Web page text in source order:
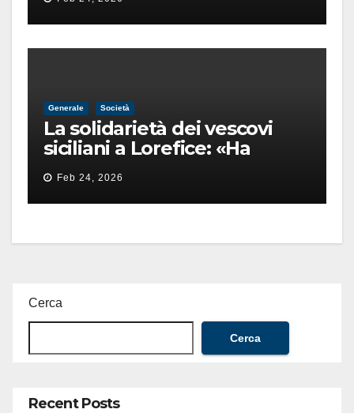
finita male
Generale Società
La solidarietà dei vescovi
siciliani a Lorefice: «Ha
difeso il valore e la dignità
dell’umanità»
Feb 24, 2026
Cerca
Cerca
Recent Posts